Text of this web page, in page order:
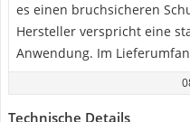
es einen bruchsicheren
Hersteller verspricht eine
Anwendung. Im
Technische Details